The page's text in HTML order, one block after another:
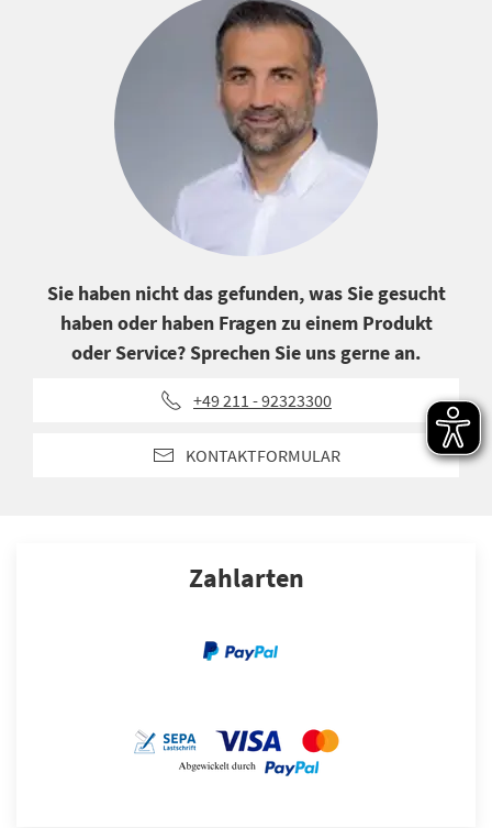
Sie haben nicht das gefunden, was Sie gesucht
haben oder haben Fragen zu einem Produkt
oder Service? Sprechen Sie uns gerne an.
+49 211 - 92323300
KONTAKTFORMULAR
Zahlarten